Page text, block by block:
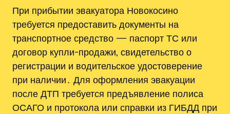
При прибытии эвакуатора Новокосино
требуется предоставить документы на
транспортное средство — паспорт ТС или
договор купли-продажи‚ свидетельство о
регистрации и водительское удостоверение
при наличии․ Для оформления эвакуации
после ДТП требуется предъявление полиса
ОСАГО и протокола или справки из ГИБДД при